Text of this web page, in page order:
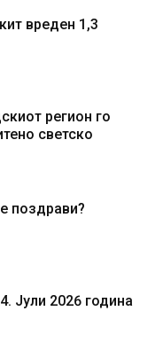
вреден 1,3
регион го
светско
поздрави?
Јули 2026 година